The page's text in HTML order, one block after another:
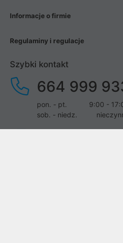
Informacje o firmie
Regulaminy i regulacje
Szybki kontakt
664 999
pon. - pt.
9:00 -
sob. - niedz.